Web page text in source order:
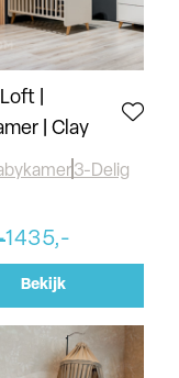
|
| Clay
3-Delig
1435,-
Bekijk